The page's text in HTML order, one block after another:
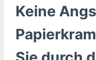
Keine